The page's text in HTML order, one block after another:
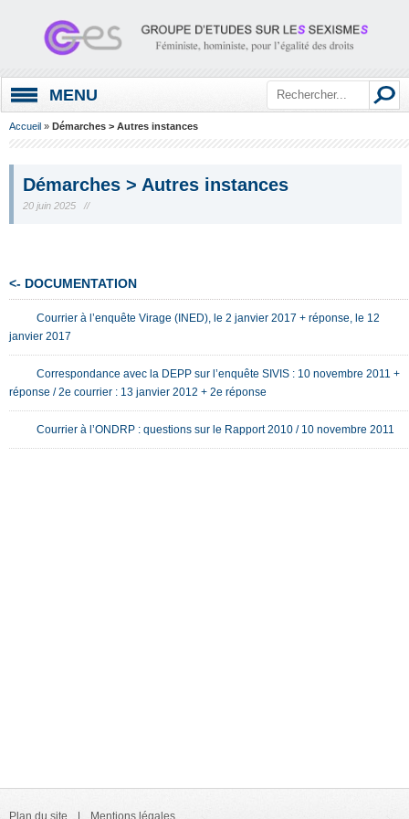
MENU
Accueil » Démarches > Autres instances
Démarches > Autres instances
20 juin 2025 //
<- DOCUMENTATION
Courrier à l’enquête Virage (INED), le 2 janvier 2017 + réponse, le 12
janvier 2017
Correspondance avec la DEPP sur l’enquête SIVIS : 10 novembre 2011 +
réponse / 2e courrier : 13 janvier 2012 + 2e réponse
Courrier à l’ONDRP : questions sur le Rapport 2010 / 10 novembre 2011
Plan du site Mentions légales